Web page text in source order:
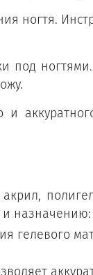
ногтя.
под
и назначению:
гелевого